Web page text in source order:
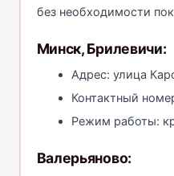
без необходимости
Минск, Брилевичи:
Адрес: улица
Контактный
Режим работы:
Валерьяново: